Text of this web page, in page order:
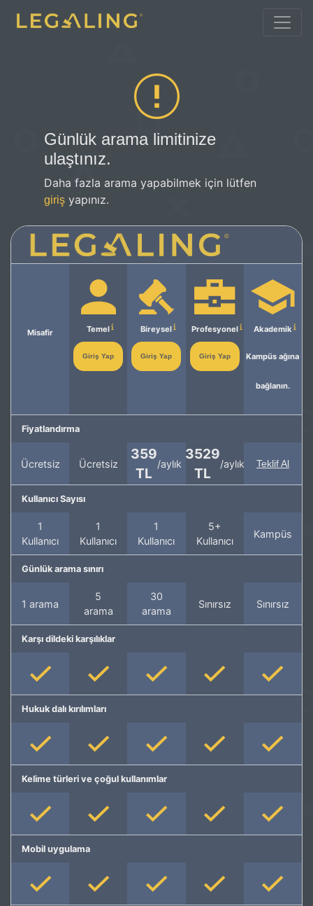
Günlük arama limitinize
ulaştınız.
Daha fazla arama yapabilmek için lütfen
giriş yapınız.
Misafir Temel
Giriş Yap
Bireysel
Giriş Yap
Profesyonel
Giriş Yap
Akademik
Kampüs ağına
bağlanın.
Fiyatlandırma
Ücretsiz Ücretsiz
359
TL
/aylık
3529
TL
/aylık Teklif Al
Kullanıcı Sayısı
1
Kullanıcı
1
Kullanıcı
1
Kullanıcı
5+
Kullanıcı
Kampüs
Günlük arama sınırı
1 arama
5
arama
30
arama
Sınırsız Sınırsız
Karşı dildeki karşılıklar
Hukuk dalı kırılımları
Kelime türleri ve çoğul kullanımlar
Mobil uygulama